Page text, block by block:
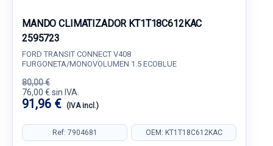
MANDO CLIMATIZADOR KT1T18C612KAC
2595723
FORD TRANSIT CONNECT V408
FURGONETA/MONOVOLUMEN 1.5 ECOBLUE
80,00 €
76,00 € sin IVA.
91,96 € (IVA incl.)
Ref: 7904681 OEM: KT1T18C612KAC